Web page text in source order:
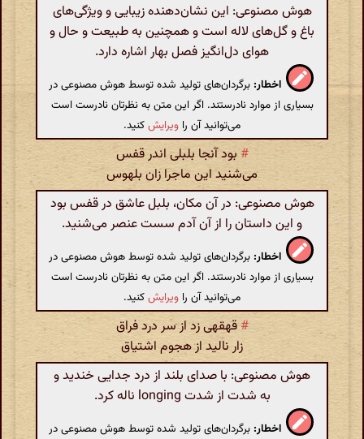
هوش مصنوعی: این نشان‌دهنده زیبایی و ویژگی‌های
باغ و گل‌های لاله است و همچنین به طبیعت و حال و
هوای دل‌انگیز فصل بهار اشاره دارد.
اخطار: برگردان‌های تولید شده توسط هوش مصنوعی در
بسیاری از موارد نادرستند. اگر این متن به نظرتان نادرست است
می‌توانید آن را ویرایشکنید.
# بود آنجا بلبلی اندر قفس
می‌شنید این ماجرا زان بلهوس
هوش مصنوعی: در آن مکان، بلبل عاشق در قفس بود
و این داستان را از آن آدم سست عنصر می‌شنید.
اخطار: برگردان‌های تولید شده توسط هوش مصنوعی در
بسیاری از موارد نادرستند. اگر این متن به نظرتان نادرست است
می‌توانید آن را ویرایشکنید.
# قهقهی زد از سر درد فراق
زار نالید از هجوم اشتیاق
هوش مصنوعی: با صدای بلند از درد جدایی خندید و
به شدت از شدت longing ناله کرد.
اخطار: برگردان‌های تولید شده توسط هوش مصنوعی در